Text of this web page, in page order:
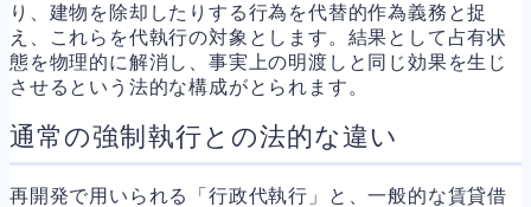
り、建物を除却したりする行為を代替的作為義務と捉
え、これらを代執行の対象とします。結果として占有状
態を物理的に解消し、事実上の明渡しと同じ効果を生じ
させるという法的な構成がとられます。
通常の強制執行との法的な違い
再開発で用いられる「行政代執行」と、一般的な賃貸借